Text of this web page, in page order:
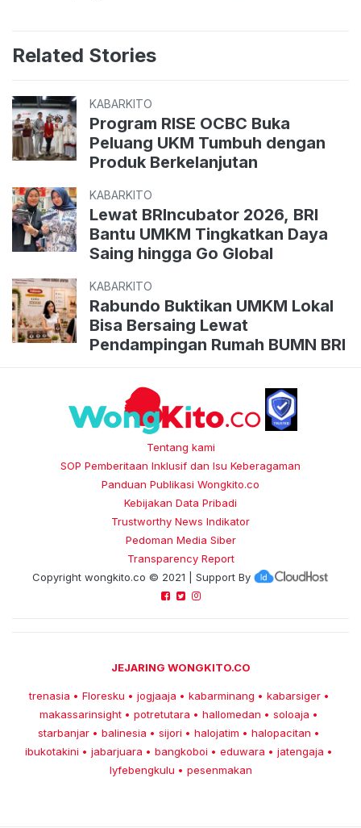
Related Stories
KABARKITO
Program RISE OCBC Buka
Peluang UKM Tumbuh dengan
Produk Berkelanjutan
KABARKITO
Lewat BRIncubator 2026, BRI
Bantu UMKM Tingkatkan Daya
Saing hingga Go Global
KABARKITO
Rabundo Buktikan UMKM Lokal
Bisa Bersaing Lewat
Pendampingan Rumah BUMN BRI
Tentang kami
SOP Pemberitaan Inklusif dan Isu Keberagaman
Panduan Publikasi Wongkito.co
Kebijakan Data Pribadi
Trustworthy News Indikator
Pedoman Media Siber
Transparency Report
Copyright wongkito.co © 2021 | Support By
JEJARING WONGKITO.CO
trenasia • Floresku • jogjaaja • kabarminang • kabarsiger •
makassarinsight • potretutara • hallomedan • soloaja •
starbanjar • balinesia • sijori • halojatim • halopacitan •
ibukotakini • jabarjuara • bangkoboi • eduwara • jatengaja •
lyfebengkulu • pesenmakan